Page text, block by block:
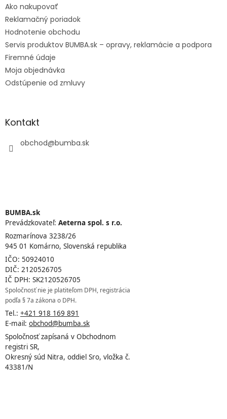
Ako nakupovať
Reklamačný poriadok
Hodnotenie obchodu
Servis produktov BUMBA.sk – opravy, reklamácie a podpora
Firemné údaje
Moja objednávka
Odstúpenie od zmluvy
Kontakt
obchod@bumba.sk
BUMBA.sk
Prevádzkovateľ: Aeterna spol. s r.o.
Rozmarínova 3238/26
945 01 Komárno, Slovenská republika
IČO: 50924010
DIČ: 2120526705
IČ DPH: SK2120526705
Spoločnosť nie je platiteľom DPH, registrácia
podľa § 7a zákona o DPH.
Tel.: +421 918 169 891
E-mail: obchod@bumba.sk
Spoločnosť zapísaná v Obchodnom
registri SR,
Okresný súd Nitra, oddiel Sro, vložka č.
43381/N